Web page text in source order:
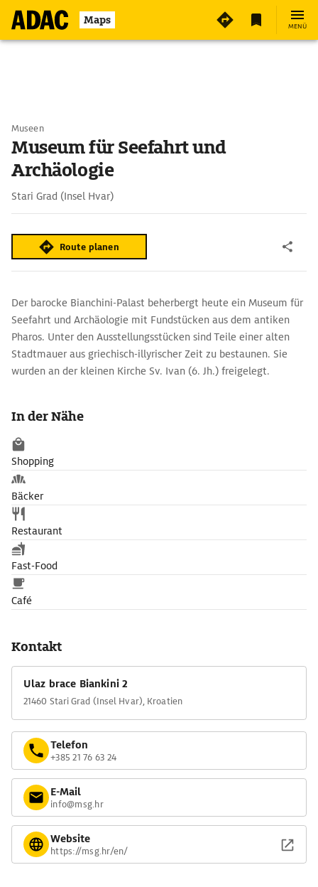
Maps MENÜ
Museen
Museum für Seefahrt und
Archäologie
Stari Grad (Insel Hvar)
Route planen
Der barocke Bianchini-Palast beherbergt heute ein Museum für
Seefahrt und Archäologie mit Fundstücken aus dem antiken
Pharos. Unter den Ausstellungsstücken sind Teile einer alten
Stadtmauer aus griechisch-illyrischer Zeit zu bestaunen. Sie
wurden an der kleinen Kirche Sv. Ivan (6. Jh.) freigelegt.
In der Nähe
Shopping
Bäcker
Restaurant
Fast-Food
Café
Kontakt
Ulaz brace Biankini 2
21460 Stari Grad (Insel Hvar), Kroatien
Telefon
+385 21 76 63 24
E-Mail
info@msg.hr
Website
https://msg.hr/en/